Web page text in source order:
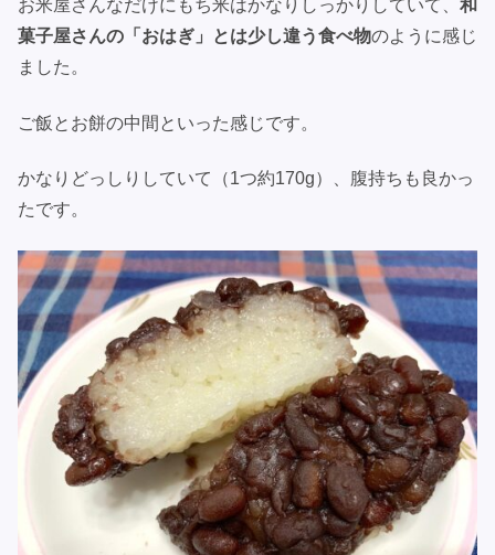
お米屋さんなだけにもち米はかなりしっかりしていて、 和
菓子屋さんの「おはぎ」とは少し違う食べ物のように感じ
ました。
ご飯とお餅の中間といった感じです。
かなりどっしりしていて（1つ約170g）、腹持ちも良かっ
たです。